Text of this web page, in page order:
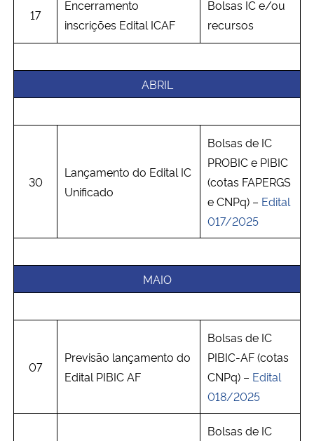
17
Encerramento
inscrições Edital ICAF
Bolsas IC e/ou
recursos
ABRIL
30
Lançamento do Edital IC
Unificado
Bolsas de IC
PROBIC e PIBIC
(cotas FAPERGS
e CNPq) – Edital
017/2025
MAIO
07
Previsão lançamento do
Edital PIBIC AF
Bolsas de IC
PIBIC-AF (cotas
CNPq) – Edital
018/2025
Bolsas de IC